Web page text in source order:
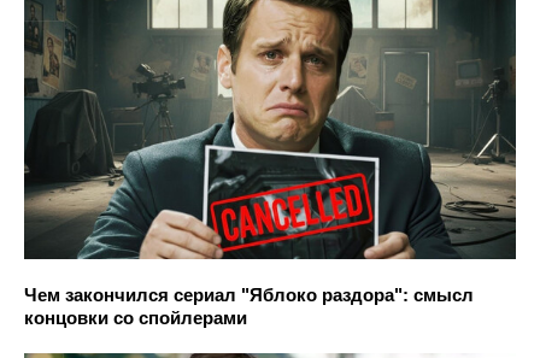
Чем закончился сериал "Яблоко раздора": смысл
концовки со спойлерами